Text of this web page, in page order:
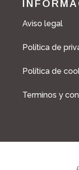
Aviso legal
Política de
Política de
Terminos y